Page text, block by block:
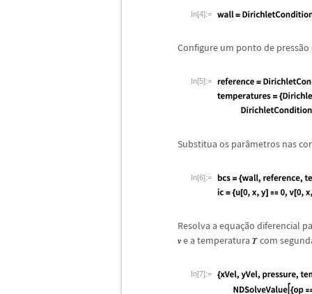
In[4]:=
Configure um ponto de pressão
In[5]:=
Substitua os parâmetros nas
In[6]:=
Resolva a equação diferencial
e a temperatura
com
In[7]:=